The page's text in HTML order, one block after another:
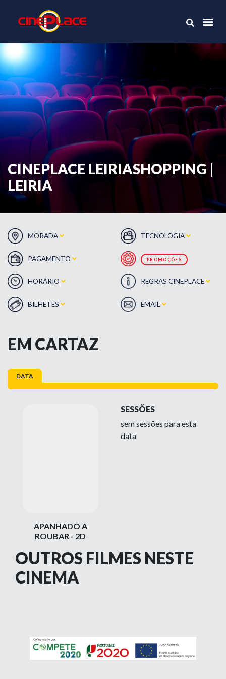
CINEPLACE LEIRIASHOPPING |
LEIRIA
MORADA
PAGAMENTO
HORÁRIO
BILHETES
TECNOLOGIA
PROMOÇÕES
REGRAS CINEPLACE
EMAIL
EM CARTAZ
DATA
APANHADO A
ROUBAR - 2D
SESSÕES
sem sessões para esta
data
OUTROS FILMES NESTE
CINEMA